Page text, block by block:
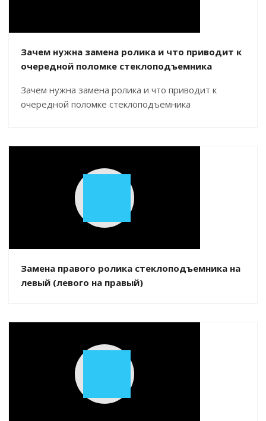
Зачем нужна замена ролика и что приводит к
очередной поломке стеклоподъемника
Зачем нужна замена ролика и что приводит к
очередной поломке стеклоподъемника
Play
Замена правого ролика стеклоподъемника на
левый (левого на правый)
Play